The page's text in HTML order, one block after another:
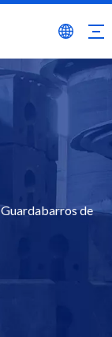
Guardabarros de